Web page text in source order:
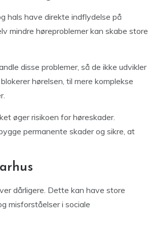
hals have direkte indflydelse på
mindre høreproblemer kan skabe store
disse problemer, så de ikke udvikler
hørelsen, til mere komplekse
øger risikoen for høreskader.
permanente skader og sikre, at
dårligere. Dette kan have store
misforståelser i sociale